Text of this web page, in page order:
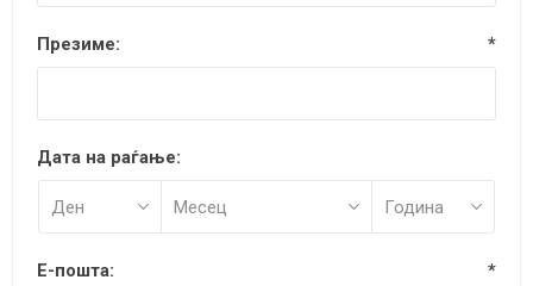
Презиме: *
Дата на раѓање:
Е-пошта: *